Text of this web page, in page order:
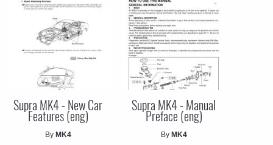
Supra MK4 - New Car
Features (eng)
By MK4
Supra MK4 - Manual
Preface (eng)
By MK4